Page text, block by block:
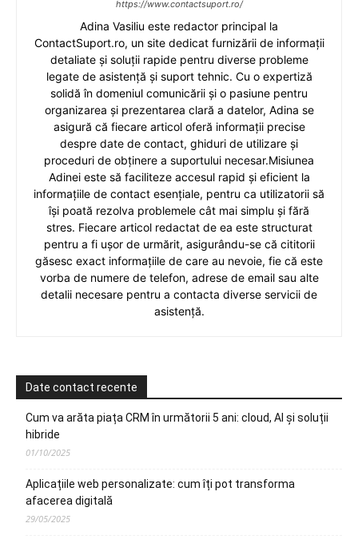
https://www.contactsuport.ro/
Adina Vasiliu este redactor principal la
ContactSuport.ro, un site dedicat furnizării de informații
detaliate și soluții rapide pentru diverse probleme
legate de asistență și suport tehnic. Cu o expertiză
solidă în domeniul comunicării și o pasiune pentru
organizarea și prezentarea clară a datelor, Adina se
asigură că fiecare articol oferă informații precise
despre date de contact, ghiduri de utilizare și
proceduri de obținere a suportului necesar.Misiunea
Adinei este să faciliteze accesul rapid și eficient la
informațiile de contact esențiale, pentru ca utilizatorii să
își poată rezolva problemele cât mai simplu și fără
stres. Fiecare articol redactat de ea este structurat
pentru a fi ușor de urmărit, asigurându-se că cititorii
găsesc exact informațiile de care au nevoie, fie că este
vorba de numere de telefon, adrese de email sau alte
detalii necesare pentru a contacta diverse servicii de
asistență.
Date contact recente
Cum va arăta piața CRM în următorii 5 ani: cloud, AI și soluții
hibride
01/10/2025
Aplicațiile web personalizate: cum îți pot transforma
afacerea digitală
29/05/2025